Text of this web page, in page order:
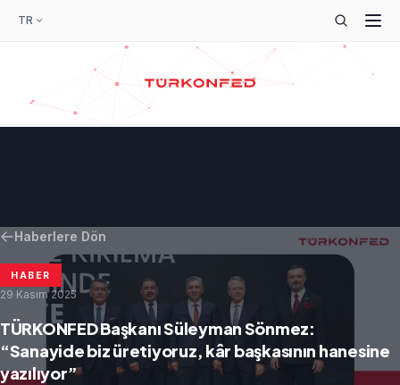
TR
Haberlere Dön
HABER
29 Kasım 2025
TÜRKONFED Başkanı Süleyman Sönmez:
“Sanayide biz üretiyoruz, kâr başkasının hanesine
yazılıyor”